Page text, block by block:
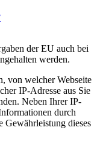
der EU auch bei
werden.
von welcher Webseite
IP-Adresse aus Sie
Neben Ihrer IP-
durch
Gewährleistung dieses